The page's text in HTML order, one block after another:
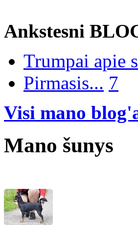
Ankstesni
Trumpai apie
Pirmasis... 7
Visi mano
Mano šunys